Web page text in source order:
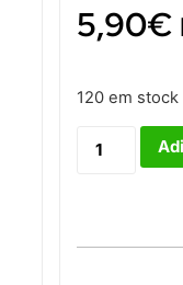
5,90€
120 em stock